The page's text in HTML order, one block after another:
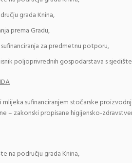
grada Knina,
prema Gradu,
za predmetnu potporu,
poljoprivrednih gospodarstava s
sufinanciranjem stočarske
– zakonski propisane higijensko-
na području grada Knina,